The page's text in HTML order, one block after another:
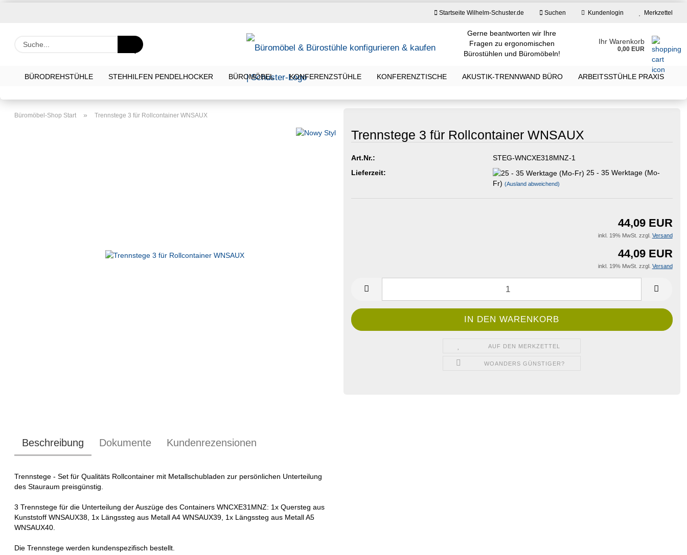
Startseite Wilhelm-Schuster.de Suchen Kundenlogin
Konto erstellen
Passwort vergessen?
Merkzettel
Suche...
Gerne beantworten wir Ihre
Fragen zu ergonomischen
Bürostühlen und Büromöbeln!
Ihr Warenkorb
0,00 EUR
BÜRODREHSTÜHLE STEHHILFEN PENDELHOCKER BÜROMÖBEL KONFERENZSTÜHLE KONFERENZTISCHE AKUSTIK-TRENNWAND BÜRO ARBEITSSTÜHLE PRAXIS
Büromöbel-Shop Start » Trennstege 3 für Rollcontainer WNSAUX
Trennstege 3 für Rollcontainer WNSAUX
Art.Nr.:
STEG-WNCXE318MNZ-1
Lieferzeit:
25 - 35 Werktage (Mo-
Fr) (Ausland abweichend)
44,09 EUR
inkl. 19% MwSt. zzgl. Versand
44,09 EUR
inkl. 19% MwSt. zzgl. Versand
AUF DEN MERKZETTEL
WOANDERS GÜNSTIGER?
Beschreibung Dokumente Kundenrezensionen
Trennstege - Set für Qualitäts Rollcontainer mit Metallschubladen zur persönlichen Unterteilung
des Stauraum preisgünstig.
3 Trennstege für die Unterteilung der Auszüge des Containers WNCXE31MNZ: 1x Quersteg aus
Kunststoff WNSAUX38, 1x Längssteg aus Metall A4 WNSAUX39, 1x Längssteg aus Metall A5
WNSAUX40.
Die Trennstege werden kundenspezifisch bestellt.